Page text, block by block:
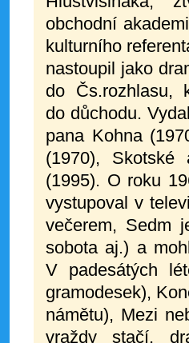
obchodní
kulturního
nastoupil jako
do Čs.rozhlasu,
do důchodu.
pana Kohna
(1970),
(1995). O roku
vystupoval v
večerem, Sedm
sobota aj.) a
V padesátých
gramodesek),
námětu), Mezi
vraždy stačí,